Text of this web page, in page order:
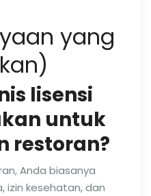
yang
lisensi
untuk
restoran?
Anda biasanya
izin kesehatan, dan